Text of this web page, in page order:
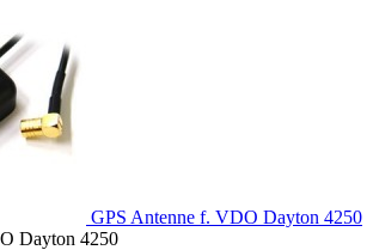
GPS Antenne f. VDO Dayton 4250
Dayton 4250